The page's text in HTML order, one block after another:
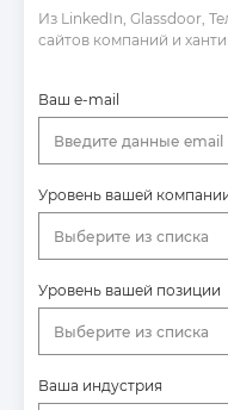
Из LinkedIn, Glassdoor,
сайтов компаний и
Ваш e-mail
Введите данные email
Уровень вашей
Выберите из списка
Уровень вашей позиции
Выберите из списка
Ваша индустрия